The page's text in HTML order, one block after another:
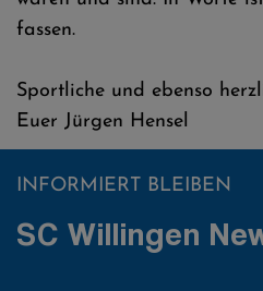
fassen.
Sportliche und ebenso
Euer Jürgen Hensel
INFORMIERT BLEIBEN
SC Willingen